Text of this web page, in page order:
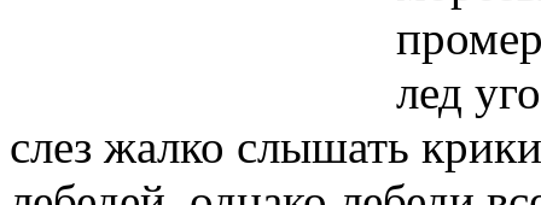
лед
слез жалко слышать